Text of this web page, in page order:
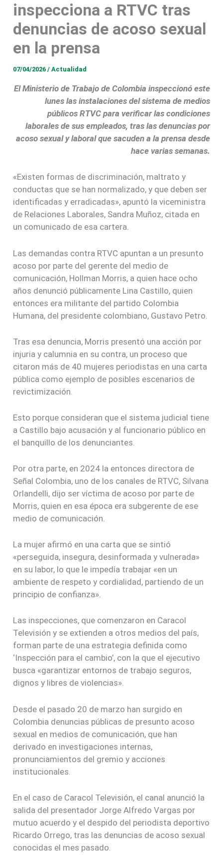
inspecciona a RTVC tras
denuncias de acoso sexual
en la prensa
07/04/2026/Actualidad
El Ministerio de Trabajo de Colombia inspeccionó este
lunes las instalaciones del sistema de medios
públicos RTVC para verificar las condiciones
laborales de sus empleados, tras las denuncias por
acoso sexual y laboral que sacuden a la prensa desde
hace varias semanas.
«Existen formas de discriminación, maltrato y
conductas que se han normalizado, y que deben ser
identificadas y erradicadas», apuntó la viceministra
de Relaciones Laborales, Sandra Muñoz, citada en
un comunicado de esa cartera.
Las demandas contra RTVC apuntan a un presunto
acoso por parte del gerente del medio de
comunicación, Hollman Morris, a quien hace ocho
años denunció públicamente Lina Castillo, quien
entonces era militante del partido Colombia
Humana, del presidente colombiano, Gustavo Petro.
Tras esa denuncia, Morris presentó una acción por
injuria y calumnia en su contra, un proceso que
citaron más de 40 mujeres periodistas en una carta
pública como ejemplo de posibles escenarios de
revictimización.
Esto porque consideran que el sistema judicial tiene
a Castillo bajo acusación y al funcionario público en
el banquillo de los denunciantes.
Por otra parte, en 2024 la entonces directora de
Señal Colombia, uno de los canales de RTVC, Silvana
Orlandelli, dijo ser víctima de acoso por parte de
Morris, quien en esa época era subgerente de ese
medio de comunicación.
La mujer afirmó en una carta que se sintió
«perseguida, insegura, desinformada y vulnerada»
en su labor, lo que le impedía trabajar «en un
ambiente de respeto y cordialidad, partiendo de un
principio de confianza».
Las inspecciones, que comenzaron en Caracol
Televisión y se extienden a otros medios del país,
forman parte de una estrategia definida como
‘Inspección para el cambio’, con la que el ejecutivo
busca «garantizar entornos de trabajo seguros,
dignos y libres de violencias».
Desde el pasado 20 de marzo han surgido en
Colombia denuncias públicas de presunto acoso
sexual en medios de comunicación, que han
derivado en investigaciones internas,
pronunciamientos del gremio y acciones
institucionales.
En el caso de Caracol Televisión, el canal anunció la
salida del presentador Jorge Alfredo Vargas por
mutuo acuerdo y el despido del periodista deportivo
Ricardo Orrego, tras las denuncias de acoso sexual
conocidas el mes pasado.